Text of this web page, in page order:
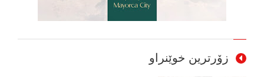
زۆرترین خوێنراو